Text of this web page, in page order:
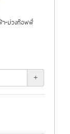
-ม่วงท๊อฟฟี่
+